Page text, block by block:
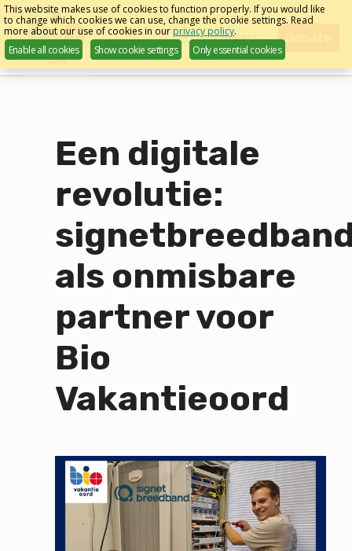
Skip
links
Jump
to
Menu
English
contact
Een digitale
revolutie:
als onmisbare
partner voor
Bio
Vakantieoord
This website makes use of cookies to function properly. If you would like
to change which cookies we can use, change the cookie settings. Read
more about our use of cookies in ourprivacy policy.
Enable all cookies
Show cookie settings Only essential cookies